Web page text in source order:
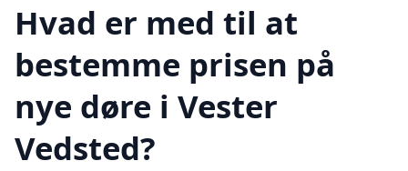
Hvad er med til at
bestemme prisen på
nye døre i Vester
Vedsted?